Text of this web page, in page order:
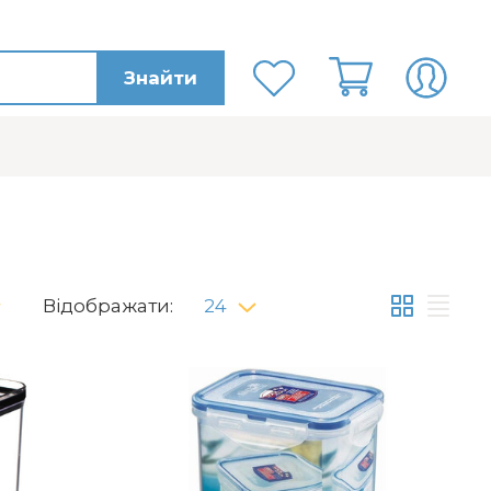
Знайти
Відображати: 24